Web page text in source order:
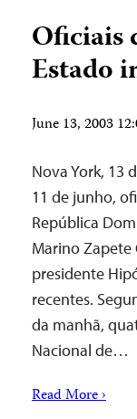
Oficiais
Estado
June 13, 2003
Nova York, 13
11 de junho,
República
Marino Zapete
presidente
recentes.
da manhã,
Nacional de…
Read More ›